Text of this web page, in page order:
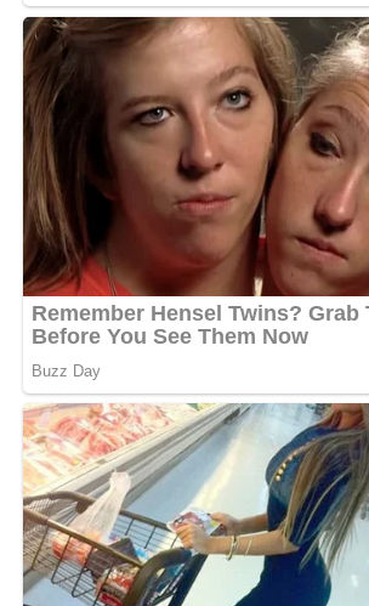
Tipps für Diabetiker
Verwende Vollkornbrot anstelle von
Ballaststoffgehalt zu erhöhen und die
zu senken. Reduziere die Menge an
durch eine fettärmere Alternative, um
verringern.
Rezepttipps:
Serviere die Knödel mit
Soße, wie z.B. einer Pilz-Rahmsoße
Bratensoße, um das
Für eine vegetarische Variante eignet
Gemüsepfanne als Beilage.
Nach: Bei Freunden zu Gast © Verlag für die Frau, Leipzig-Berlin, DDR
Bild für dein